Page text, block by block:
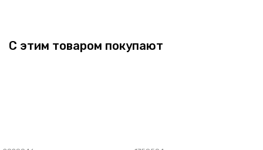
С этим товаром покупают